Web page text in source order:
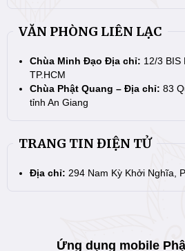
VĂN PHÒNG LIÊN LẠC
Chùa Minh Đạo Địa chỉ: 12/3 BIS
TP.HCM
Chùa Phật Quang – Địa chỉ: 83
tỉnh An Giang
TRANG TIN ĐIỆN TỬ
Địa chỉ: 294 Nam Kỳ Khởi Nghĩa,
Ứng dụng mobile